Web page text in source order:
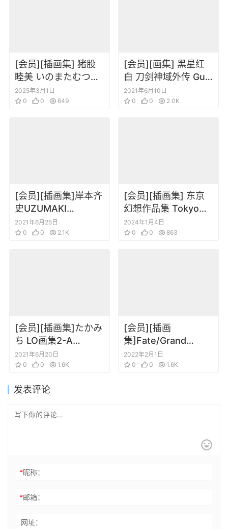
[会员][插画集] 猪股
睦美 いのまたむつみ
画集 Tales
2025年3月1日
0
0 649
[会员][画集] 黑星红
白 刀剑神域外传 Gun
Gale Online 小说插图
合集 VOL1~9
2021年6月10日
0
0 2.0K
[会员][插画集]岸本齐
史UZUMAKI
NARUTO 火影忍者完
结纪念画集
2021年6月25日
0
0 2.1K
[会员][插画集] 东京
幻想作品集 Tokyo
Genso Art Works
2024年1月4日
0
0 863
[会员][插画集]たかみ
ち LO画集2-A
TAKAMICHI LO-fi
WORKS
2021年6月20日
0
0 1.6K
[会员][插画
集]Fate/Grand
Order FGO 4th
Anniversary ALBUM
2022年2月1日
0
0 1.6K
发表评论
*昵称：
*邮箱：
网址：